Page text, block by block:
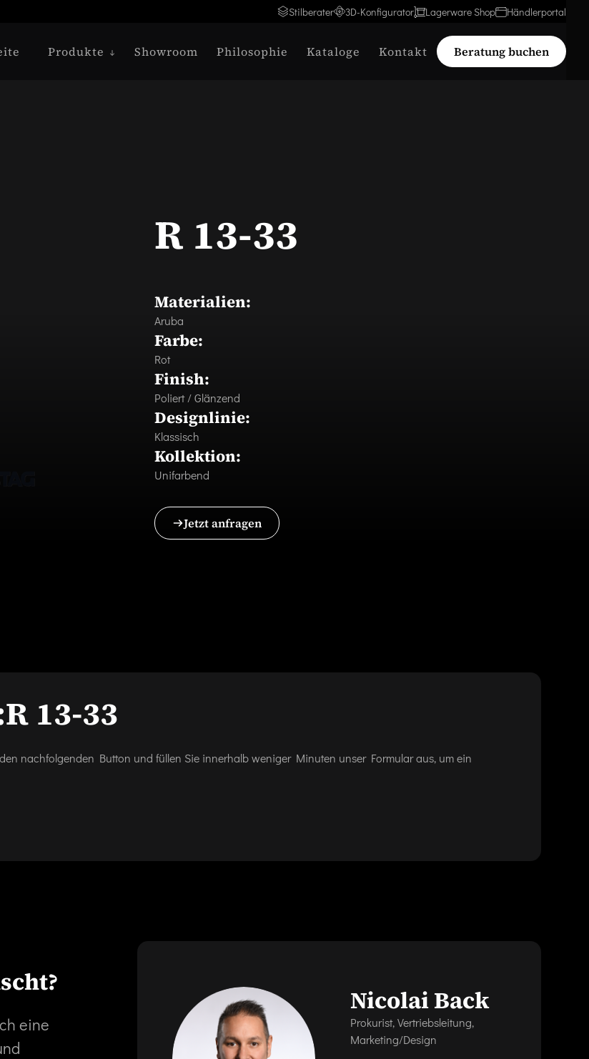
Stilberater 3D-Konfigurator Lagerware Shop Händlerportal
Produkte Showroom Philosophie Kataloge Kontakt Beratung buchen
R 13-33
Materialien:
Aruba
Farbe:
Rot
Finish:
Poliert / Glänzend
Designlinie:
Klassisch
Kollektion:
Unifarbend
Jetzt anfragen
R 13-33
nachfolgenden Button und füllen Sie innerhalb weniger Minuten unser Formular aus, um ein
eine
Nicolai Back
Prokurist, Vertriebsleitung,
Marketing/Design